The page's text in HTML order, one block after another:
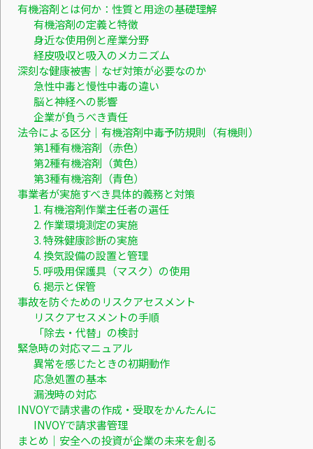
有機溶剤とは何か：性質と用途の基礎理解
有機溶剤の定義と特徴
身近な使用例と産業分野
経皮吸収と吸入のメカニズム
深刻な健康被害｜なぜ対策が必要なのか
急性中毒と慢性中毒の違い
脳と神経への影響
企業が負うべき責任
法令による区分｜有機溶剤中毒予防規則（有機則）
第1種有機溶剤（赤色）
第2種有機溶剤（黄色）
第3種有機溶剤（青色）
事業者が実施すべき具体的義務と対策
1. 有機溶剤作業主任者の選任
2. 作業環境測定の実施
3. 特殊健康診断の実施
4. 換気設備の設置と管理
5. 呼吸用保護具（マスク）の使用
6. 掲示と保管
事故を防ぐためのリスクアセスメント
リスクアセスメントの手順
「除去・代替」の検討
緊急時の対応マニュアル
異常を感じたときの初期動作
応急処置の基本
漏洩時の対応
INVOYで請求書の作成・受取をかんたんに
INVOYで請求書管理
まとめ｜安全への投資が企業の未来を創る